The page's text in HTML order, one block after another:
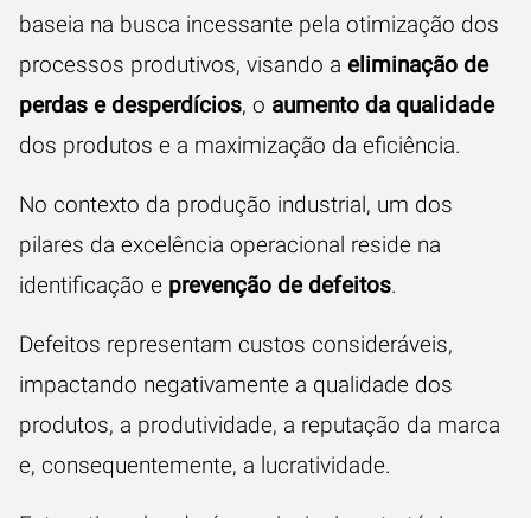
baseia na busca incessante pela otimização dos
processos produtivos, visando a eliminação de
perdas e desperdícios, o aumento da qualidade
dos produtos e a maximização da eficiência.
No contexto da produção industrial, um dos
pilares da excelência operacional reside na
identificação e prevenção de defeitos.
Defeitos representam custos consideráveis,
impactando negativamente a qualidade dos
produtos, a produtividade, a reputação da marca
e, consequentemente, a lucratividade.